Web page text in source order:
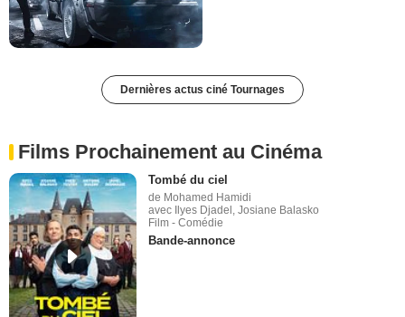
Dernières actus ciné Tournages
Films Prochainement au Cinéma
Tombé du ciel
de Mohamed Hamidi
avec Ilyes Djadel, Josiane Balasko
Film - Comédie
Bande-annonce